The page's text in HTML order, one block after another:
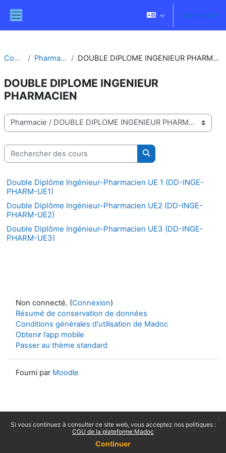
Si vous continuez à consulter ce site web, vous acceptez nos politiques :
CGU de la plateforme Madoc
Continuer
Connexion
Cours Pharmacie DOUBLE DIPLOME INGENIEUR PHARMACIEN
DOUBLE DIPLOME INGENIEUR
PHARMACIEN
Catégories de cours
Rechercher des cours
Rechercher des cours
Double Diplôme Ingénieur-Pharmacien UE 1 (DD-INGE-
PHARM-UE1)
Double Diplôme Ingénieur-Pharmacien UE2 (DD-INGE-
PHARM-UE2)
Double Diplôme Ingénieur-Pharmacien UE3 (DD-INGE-
PHARM-UE3)
Non connecté. (Connexion)
Résumé de conservation de données
Conditions générales d'utilisation de Madoc
Obtenir l’app mobile
Passer au thème standard
Fourni par Moodle